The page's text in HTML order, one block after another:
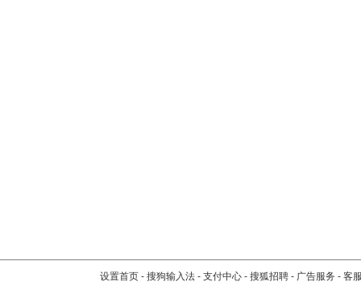
设置首页 - 搜狗输入法 - 支付中心 - 搜狐招聘 - 广告服务 - 客